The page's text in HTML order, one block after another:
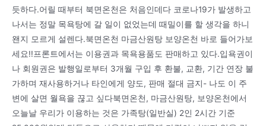
듯하다.어릴 때부터 북면온천은 처음인데다 코로나19가 발생하고
나서는 정말 목욕탕에 갈 일이 없었는데 때밀이를 할 생각을 하니
왠지 모르게 설렌다.북면온천 마금산원탕 보양온천 바로 들어가보
세요!!프론트에서는 이용권과 목욕용품도 판매하고 있다.입욕권이
나 회원권은 발행일로부터 3개월 구입 후 환불, 교환, 기간 연장 불
가하며 재사용하거나 타인에게 양도, 판매 절대 금지- 나도 이 주
변에 살면 월욕을 끊고 싶다북면온천, 마금산원탕, 보양온천에서
오늘날 우리가 이용하는 것은 가족탕(일반실) 2인 2시간 기준